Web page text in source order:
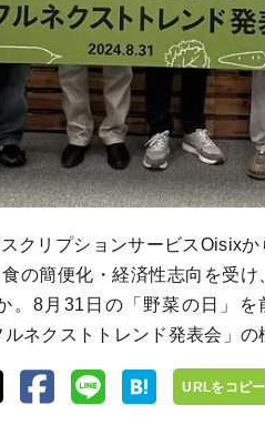
クリプションサービスOisix
の簡便化・経済性志向を受
。8月31日の「野菜の日」
ネクストトレンド発表会」の
URLをコピー